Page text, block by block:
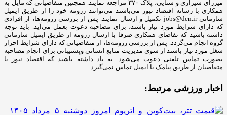
میرزای شیرازی و سنایی، پلاک ۳۷۰ مراجعه نمایند. همچنین متقاضیانی که مایل به
همکاری با رسانه‌ اقتصاد نیوز می‌باشند می‌توانند رزومه خود را از طریق ایمیل
سازمانی jobs@den.ir تکمیل و ارسال نمایند. پس از بررسی رزومه‌ها، از افرادی
که دارای شرایط مورد نیاز باشند، برای مصاحبه دعوت بعمل می‌آید. باید توجه
داشته باشید که تقاضای همکاری صرفا با ارسال رزومه از طریق ایمیل سازمانی
گروه انجام می‌گردد. پس از بررسی رزومه‌ها، از متقاضیانی که دارای شرایط احراز
شغل مورد نیاز باشند از سوی مدیریت منابع انسانی وپشتیبانی برای انجام مصاحبه
بصورت تماس تلفنی دعوت می‌شود. به یاد داشته باشید که اقتصاد نیوز با
متقاضیان از طریق پیامک یا ایمیل تماس نمی‌گیرد.
اخبار ورزشی مرتبط: